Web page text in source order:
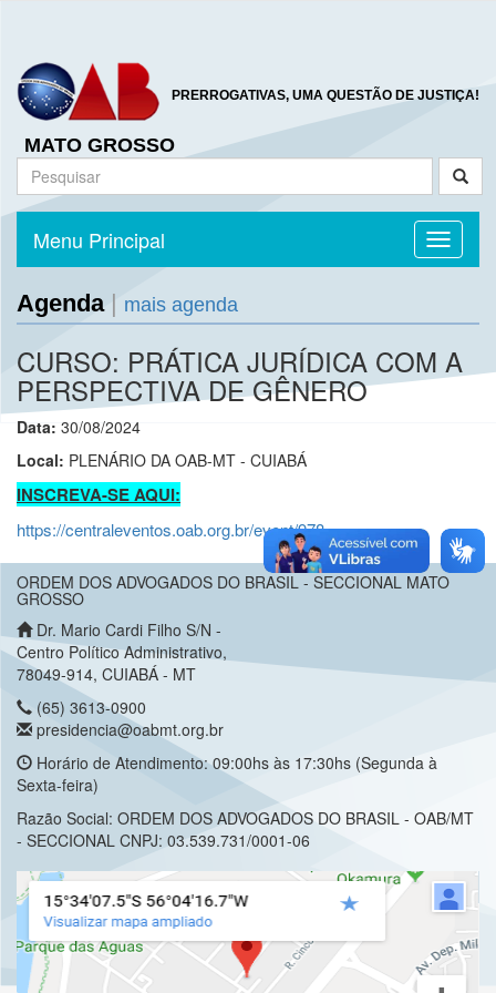
PRERROGATIVAS, UMA QUESTÃO DE JUSTIÇA!
MATO GROSSO
Toggle
Menu Principal
Agenda| mais agenda
CURSO: PRÁTICA JURÍDICA COM A
PERSPECTIVA DE GÊNERO
Data: 30/08/2024
Local: PLENÁRIO DA OAB-MT - CUIABÁ
INSCREVA-SE AQUI:
https://centraleventos.oab.org.br/event/978
ORDEM DOS ADVOGADOS DO BRASIL - SECCIONAL MATO
GROSSO
Dr. Mario Cardi Filho S/N -
Centro Político Administrativo,
78049-914, CUIABÁ - MT
(65) 3613-0900
presidencia@oabmt.org.br
Horário de Atendimento: 09:00hs às 17:30hs (Segunda à
Sexta-feira)
Razão Social: ORDEM DOS ADVOGADOS DO BRASIL - OAB/MT
- SECCIONAL CNPJ: 03.539.731/0001-06